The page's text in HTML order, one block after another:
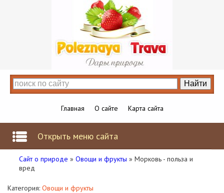
Главная О сайте Карта сайта
Открыть меню сайта
Сайт о природе » Овощи и фрукты » Морковь - польза и
вред
Категория: Овощи и фрукты